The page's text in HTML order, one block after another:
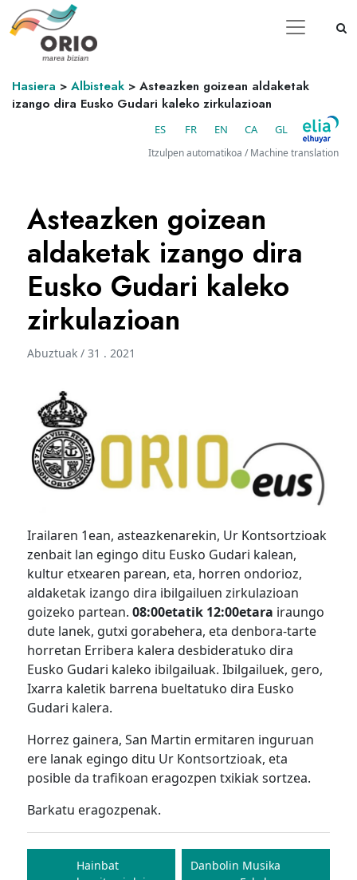
Hasiera > Albisteak > Asteazken goizean aldaketak
izango dira Eusko Gudari kaleko zirkulazioan
ES FR EN CA GL
Itzulpen automatikoa / Machine translation
Asteazken goizean
aldaketak izango dira
Eusko Gudari kaleko
zirkulazioan
Abuztuak / 31 . 2021
Irailaren 1ean, asteazkenarekin, Ur Kontsortzioak
zenbait lan egingo ditu Eusko Gudari kalean,
kultur etxearen parean, eta, horren ondorioz,
aldaketak izango dira ibilgailuen zirkulazioan
goizeko partean.08:00etatik 12:00etara iraungo
dute lanek, gutxi gorabehera, eta denbora-tarte
horretan Erribera kalera desbideratuko dira
Eusko Gudari kaleko ibilgailuak. Ibilgailuek, gero,
Ixarra kaletik barrena bueltatuko dira Eusko
Gudari kalera.
Horrez gainera, San Martin ermitaren inguruan
ere lanak egingo ditu Ur Kontsortzioak, eta
posible da trafikoan eragozpen txikiak sortzea.
Barkatu eragozpenak.
Bidalketetan
zeharHainbat
Danbolin Musika